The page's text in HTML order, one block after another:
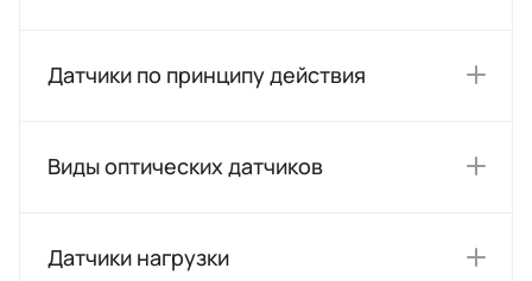
Датчики по принципу действия
Виды оптических датчиков
Датчики нагрузки